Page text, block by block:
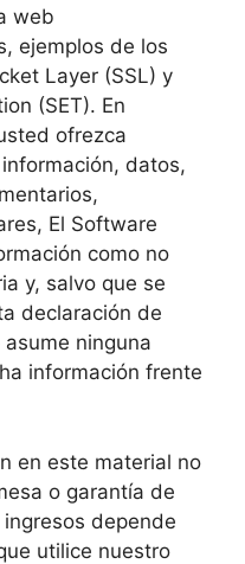
web
ejemplos de los
Layer (SSL) y
(SET). En
ofrezca
datos,
El Software
como no
y, salvo que se
declaración de
ninguna
información frente
en este material no
o garantía de
depende
utilice nuestro